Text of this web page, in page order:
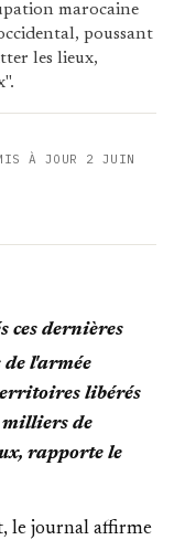
marocaine
poussant
les lieux,
À JOUR 2 JUIN
ces dernières
de l'armée
libérés
milliers de
rapporte le
le journal affirme